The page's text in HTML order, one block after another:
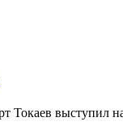
Токаев